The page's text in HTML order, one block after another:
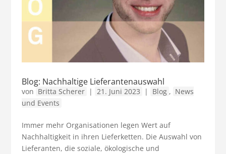
Blog: Nachhaltige Lieferantenauswahl
von Britta Scherer | 21. Juni 2023 | Blog , News
und Events
Immer mehr Organisationen legen Wert auf
Nachhaltigkeit in ihren Lieferketten. Die Auswahl von
Lieferanten, die soziale, ökologische und